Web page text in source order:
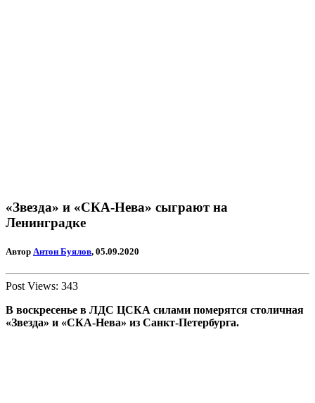
«Звезда» и «СКА-Нева» сыграют на
Ленинградке
Автор Антон Буялов, 05.09.2020
Post Views: 343
В воскресенье в ЛДС ЦСКА силами померятся столичная
«Звезда» и «СКА-Нева» из Санкт-Петербурга.